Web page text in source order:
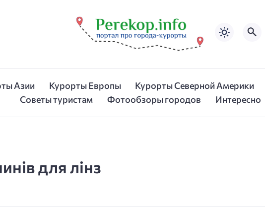
Азии Курорты Европы Курорты Северной Америки
Советы туристам
Фотообзоры городов Интересно
для лінз